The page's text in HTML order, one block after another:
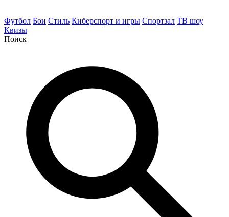
Футбол Бои Стиль Киберспорт и игры Спортзал ТВ шоу
Квизы
Поиск